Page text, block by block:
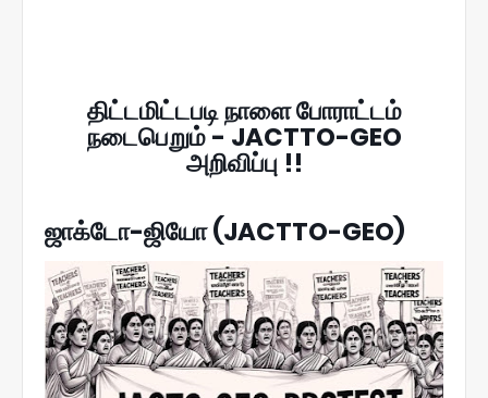
திட்டமிட்டபடி நாளை போராட்டம்
நடைபெறும் - JACTTO-GEO
அறிவிப்பு !!
ஜாக்டோ-ஜியோ (JACTTO-GEO)